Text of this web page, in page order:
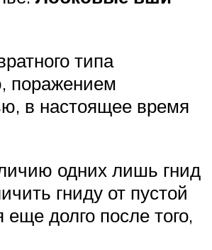
типа
поражением
в настоящее время
одних лишь гнид
гниду от пустой
долго после того,